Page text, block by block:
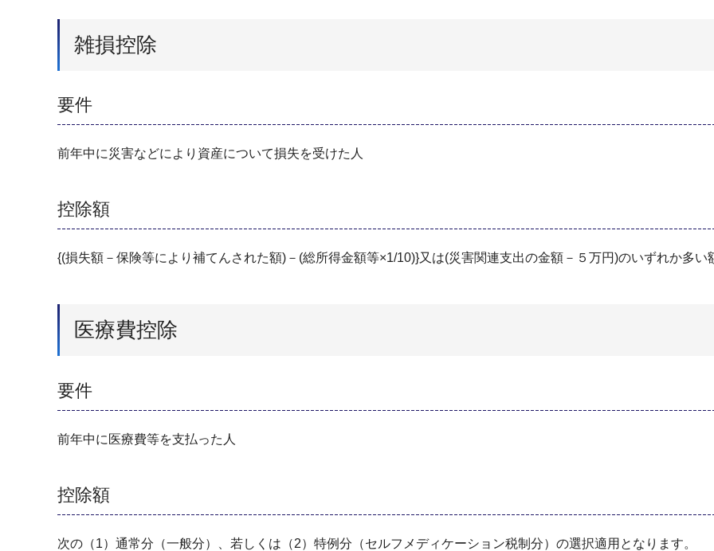
雑損控除
要件
前年中に災害などにより資産について損失を受けた人
控除額
{(損失額－保険等により補てんされた額)－(総所得金額等×1/10)}又は(災害関連支出の金額－５万円)のいずれか多い
医療費控除
要件
前年中に医療費等を支払った人
控除額
次の（1）通常分（一般分）、若しくは（2）特例分（セルフメディケーション税制分）の選択適用となります。